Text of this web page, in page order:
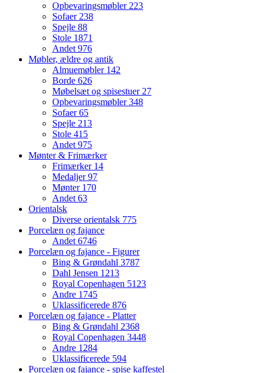
Opbevaringsmøbler223
Sofaer238
Spejle 88
Stole 1871
Andet976
Møbler, ældre og antik
Almuemøbler 142
Borde 626
Møbelsæt og spisestuer27
Opbevaringsmøbler348
Sofaer65
Spejle 213
Stole 415
Andet975
Mønter & Frimærker
Frimærker 14
Medaljer97
Mønter 170
Andet63
Orientalsk
Diverse orientalsk 775
Porcelæn og fajance
Andet6746
Porcelæn og fajance - Figurer
Bing & Grøndahl 3787
Dahl Jensen 1213
Royal Copenhagen 5123
Andre 1745
Uklassificerede 876
Porcelæn og fajance - Platter
Bing & Grøndahl 2368
Royal Copenhagen 3448
Andre 1284
Uklassificerede 594
Porcelæn og fajance - spise kaffestel